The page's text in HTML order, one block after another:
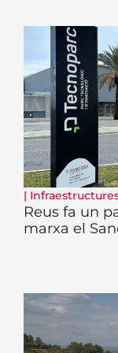
|
Reus fa un
marxa el